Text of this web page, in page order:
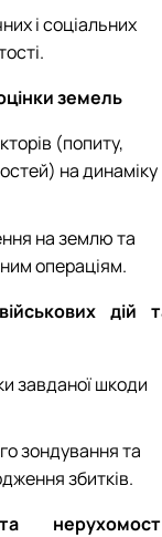
і соціальних
земель
(попиту,
на динаміку
на землю та
операціям.
дій
завданої шкоди
зондування та
збитків.